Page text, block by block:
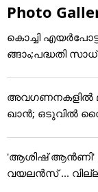
Photo
കൊച്ചി
ങ്ങാം;പദ്ധതി
അവഗണനകളില്‍
ഖാന്‍; ഒടുവില്‍
'ആശിഷ് ആൻണി' !
വയലൻസ് ...